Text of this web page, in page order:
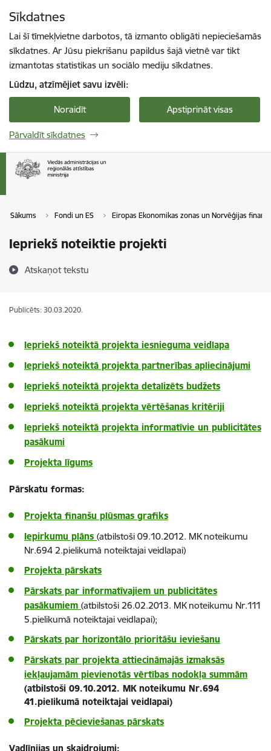
Sīkdatnes
Lai šī tīmekļvietne darbotos, tā izmanto obligāti nepieciešamās
sīkdatnes. Ar Jūsu piekrišanu papildus šajā vietnē var tikt
izmantotas statistikas un sociālo mediju sīkdatnes.
Lūdzu, atzīmējiet savu izvēli:
Noraidīt Apstiprināt visas
Pārvaldīt sīkdatnes
Sākums Fondi un ES Eiropas Ekonomikas zonas un Norvēģijas
Iepriekš noteiktie projekti
Atskaņot tekstu
Publicēts: 30.03.2020.
Iepriekš noteiktā projekta iesnieguma veidlapa
Iepriekš noteiktā projekta partnerības apliecinājumi
Iepriekš noteiktā projekta detalizēts budžets
Iepriekš noteiktā projekta vērtēšanas kritēriji
Iepriekš noteiktā projekta informatīvie un publicitātes
pasākumi
Projekta līgums
Pārskatu formas:
Projekta finanšu plūsmas grafiks
Iepirkumu plāns (atbilstoši 09.10.2012. MK noteikumu
Nr.694 2.pielikumā noteiktajai veidlapai)
Projekta pārskats
Pārskats par informatīvajiem un publicitātes
pasākumiem (atbilstoši 26.02.2013. MK noteikumu Nr.111
5.pielikumā noteiktajai veidlapai);
Pārskats par horizontālo prioritāšu ieviešanu
Pārskats par projekta attiecināmajās izmaksās
iekļaujamām pievienotās vērtības nodokļa summām
(atbilstoši 09.10.2012. MK noteikumu Nr.694
41.pielikumā noteiktajai veidlapai)
Projekta pēcieviešanas pārskats
Vadlīnijas un skaidrojumi: